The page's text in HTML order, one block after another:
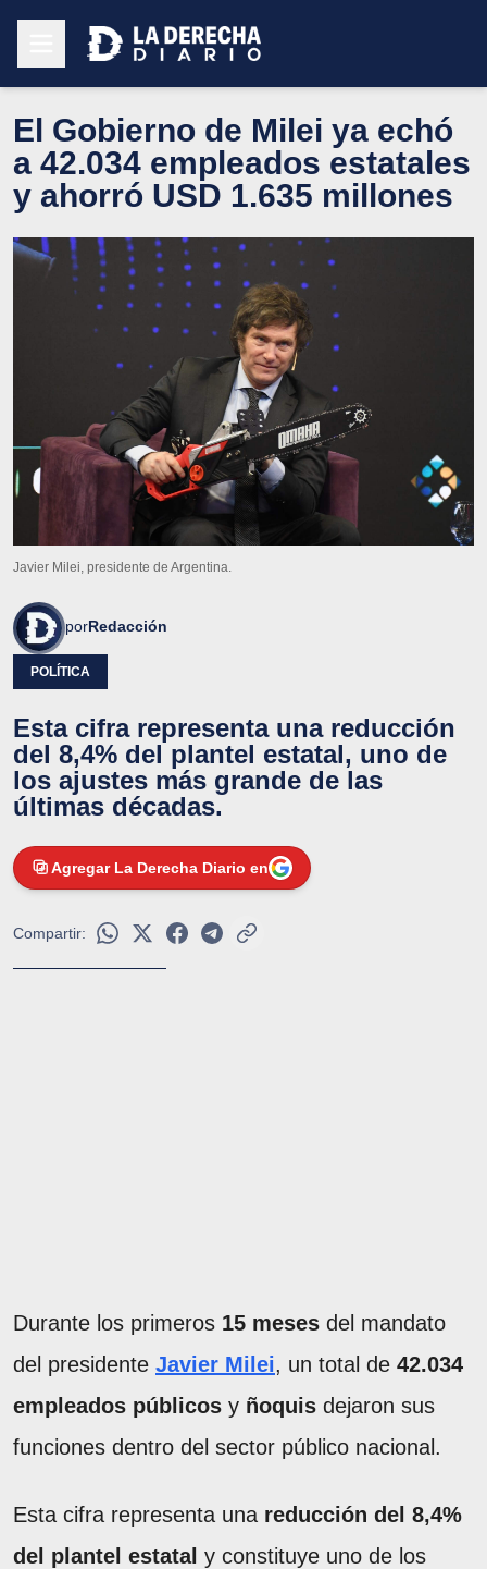
El Gobierno de Milei ya echó
a 42.034 empleados estatales
y ahorró USD 1.635 millones
Javier Milei, presidente de Argentina.
porRedacción
POLÍTICA
Esta cifra representa una reducción
del 8,4% del plantel estatal, uno de
los ajustes más grande de las
últimas décadas.
Agregar La Derecha Diario en
Compartir:
Durante los primeros 15 meses del mandato
del presidente Javier Milei, un total de 42.034
empleados públicos y ñoquis dejaron sus
funciones dentro del sector público nacional.
Esta cifra representa una reducción del 8,4%
del plantel estatal y constituye uno de los